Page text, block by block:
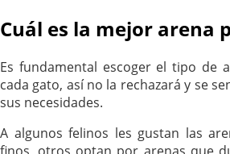
Cuál es la mejor arena
Es fundamental escoger el tipo de
cada gato, así no la rechazará y se
sus necesidades.
A algunos felinos les gustan las